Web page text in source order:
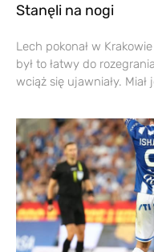
Stanęli na nogi
Lech pokonał w
był to łatwy do
wciąż się ujawniały. Miał